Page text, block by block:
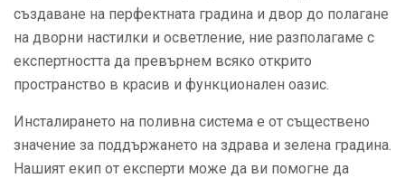
създаване на перфектната градина и двор до полагане
на дворни настилки и осветление, ние разполагаме с
експертността да превърнем всяко открито
пространство в красив и функционален оазис.
Инсталирането на поливна система е от съществено
значение за поддържането на здрава и зелена градина.
Нашият екип от експерти може да ви помогне да